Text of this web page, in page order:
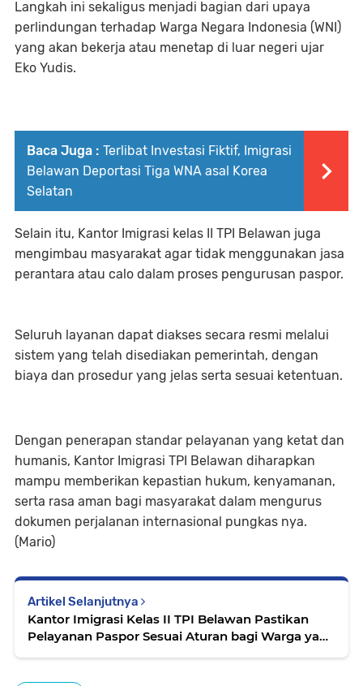
Langkah ini sekaligus menjadi bagian dari upaya
perlindungan terhadap Warga Negara Indonesia (WNI)
yang akan bekerja atau menetap di luar negeri ujar
Eko Yudis.
Baca Juga : Terlibat Investasi Fiktif, Imigrasi
Belawan Deportasi Tiga WNA asal Korea
Selatan
Selain itu, Kantor Imigrasi kelas II TPI Belawan juga
mengimbau masyarakat agar tidak menggunakan jasa
perantara atau calo dalam proses pengurusan paspor.
Seluruh layanan dapat diakses secara resmi melalui
sistem yang telah disediakan pemerintah, dengan
biaya dan prosedur yang jelas serta sesuai ketentuan.
Dengan penerapan standar pelayanan yang ketat dan
humanis, Kantor Imigrasi TPI Belawan diharapkan
mampu memberikan kepastian hukum, kenyamanan,
serta rasa aman bagi masyarakat dalam mengurus
dokumen perjalanan internasional pungkas nya.
(Mario)
Artikel Selanjutnya
Kantor Imigrasi Kelas II TPI Belawan Pastikan
Pelayanan Paspor Sesuai Aturan bagi Warga yang